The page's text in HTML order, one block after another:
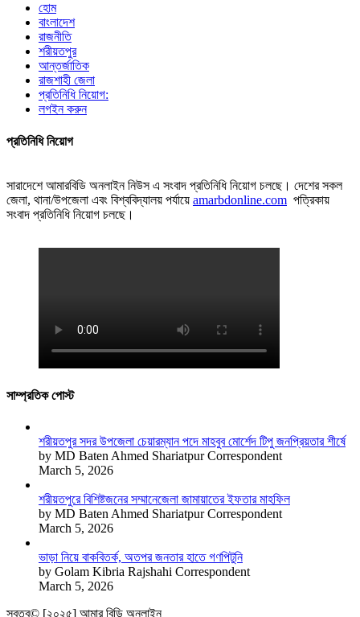
হোম
বাংলাদেশ
রাজনীতি
শরীয়তপুর
আন্তর্জাতিক
রাজশাহী জেলা
প্রতিনিধি নিয়োগ:
লগইন করুন
প্রতিনিধি নিয়োগ
সারাদেশে আমারবিডি অনলাইন নিউস এ সংবাদ প্রতিনিধি নিয়োগ চলছে। দেশের সকল
জেলা, থানা/উপজেলা এবং বিশ্ববিদ্যালয় পর্যায়ে amarbdonline.com পত্রিকায়
সংবাদ প্রতিনিধি নিয়োগ চলছে।
সাম্প্রতিক পোস্ট
শরীয়তপুর সদর উপজেলা চেয়ারম্যান পদে মাহবুব মোর্শেদ টিপু জনপ্রিয়তার শীর্ষে
by MD Baten Ahmed Shariatpur Correspondent
March 5, 2026
শরীয়তপুরে বিশিষ্টজনের সম্মানেজেলা জামায়াতের ইফতার মাহফিল
by MD Baten Ahmed Shariatpur Correspondent
March 5, 2026
ভাড়া নিয়ে বাকবিতর্ক, অতপর জনতার হাতে গণপিটুনি
by Golam Kibria Rajshahi Correspondent
March 5, 2026
স্বত্ব© [২০২৫] আমার বিডি অনলাইন